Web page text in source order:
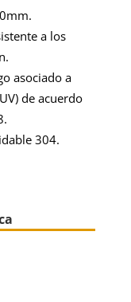
a los
asociado a
de acuerdo
304.